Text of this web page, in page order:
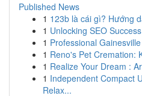
Published News
1 123b là cái gì? Hướng
1 Unlocking SEO
1 Professional
1 Reno's Pet Cremation:
1 Realize Your Dream :
1 Independent Compact
Relax...